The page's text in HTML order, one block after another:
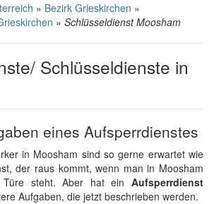
» Bezirk Grieskirchen »
» Schlüsseldienst Moosham
Schlüsseldienste in
eines Aufsperrdienstes
in Moosham sind so gerne erwartet wie
der raus kommt, wenn man in Moosham
Türe steht. Aber hat ein Aufsperrdienst
Aufgaben, die jetzt beschrieben werden.